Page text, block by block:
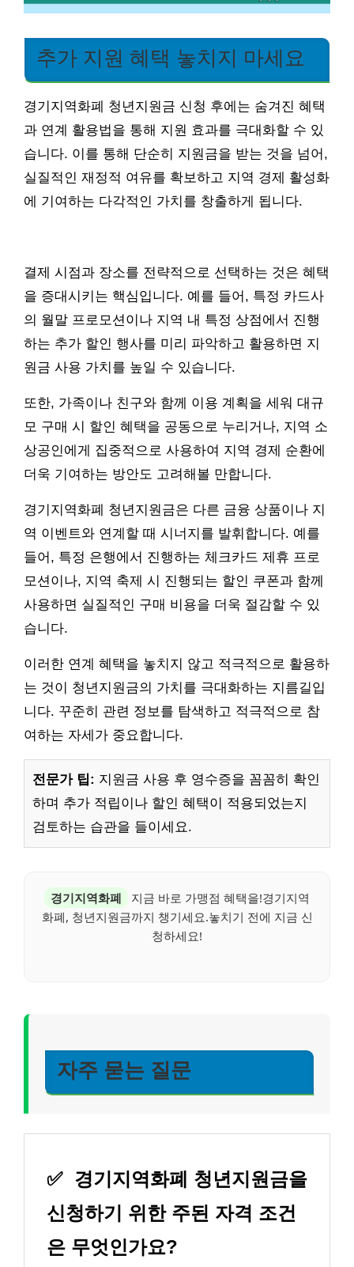
추가 지원 혜택 놓치지 마세요
경기지역화폐 청년지원금 신청 후에는 숨겨진 혜택
과 연계 활용법을 통해 지원 효과를 극대화할 수 있
습니다. 이를 통해 단순히 지원금을 받는 것을 넘어,
실질적인 재정적 여유를 확보하고 지역 경제 활성화
에 기여하는 다각적인 가치를 창출하게 됩니다.
결제 시점과 장소를 전략적으로 선택하는 것은 혜택
을 증대시키는 핵심입니다. 예를 들어, 특정 카드사
의 월말 프로모션이나 지역 내 특정 상점에서 진행
하는 추가 할인 행사를 미리 파악하고 활용하면 지
원금 사용 가치를 높일 수 있습니다.
또한, 가족이나 친구와 함께 이용 계획을 세워 대규
모 구매 시 할인 혜택을 공동으로 누리거나, 지역 소
상공인에게 집중적으로 사용하여 지역 경제 순환에
더욱 기여하는 방안도 고려해볼 만합니다.
경기지역화폐 청년지원금은 다른 금융 상품이나 지
역 이벤트와 연계할 때 시너지를 발휘합니다. 예를
들어, 특정 은행에서 진행하는 체크카드 제휴 프로
모션이나, 지역 축제 시 진행되는 할인 쿠폰과 함께
사용하면 실질적인 구매 비용을 더욱 절감할 수 있
습니다.
이러한 연계 혜택을 놓치지 않고 적극적으로 활용하
는 것이 청년지원금의 가치를 극대화하는 지름길입
니다. 꾸준히 관련 정보를 탐색하고 적극적으로 참
여하는 자세가 중요합니다.
전문가 팁: 지원금 사용 후 영수증을 꼼꼼히 확인
하며 추가 적립이나 할인 혜택이 적용되었는지
검토하는 습관을 들이세요.
경기지역화폐
지금 바로 가맹점 혜택을!경기지역
화폐, 청년지원금까지 챙기세요.놓치기 전에 지금 신
청하세요!
자주 묻는 질문
✅ 경기지역화폐 청년지원금을
신청하기 위한 주된 자격 조건
은 무엇인가요?